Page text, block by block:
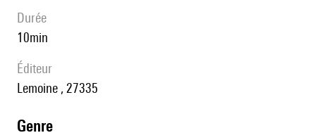
durée
10min
éditeur
Lemoine , 27335
genre